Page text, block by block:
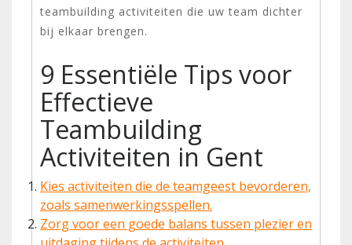
teambuilding activiteiten die uw team dichter
bij elkaar brengen.
9 Essentiële Tips voor
Effectieve
Teambuilding
Activiteiten in Gent
Kies activiteiten die de teamgeest bevorderen,
zoals samenwerkingsspellen.
Zorg voor een goede balans tussen plezier en